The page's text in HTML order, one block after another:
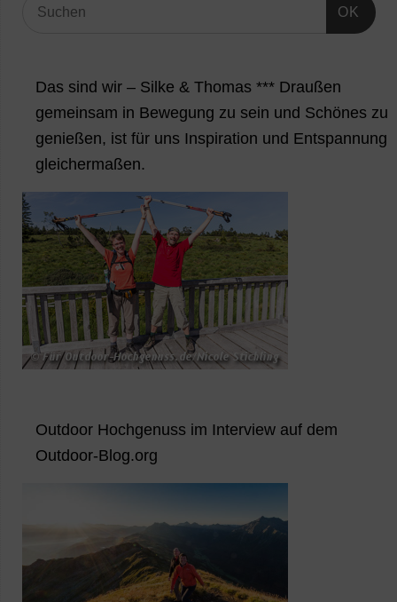
OK
Das sind wir – Silke & Thomas *** Draußen
gemeinsam in Bewegung zu sein und Schönes zu
genießen, ist für uns Inspiration und Entspannung
gleichermaßen.
Outdoor Hochgenuss im Interview auf dem
Outdoor-Blog.org